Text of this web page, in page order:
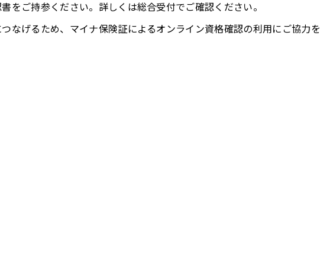
をご持参ください。詳しくは総合受付でご確認ください。
なげるため、マイナ保険証によるオンライン資格確認の利用にご協力を